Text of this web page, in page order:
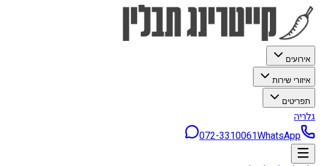
אירועים
איזורי שירות
תפריטים
גלריה
072-3310061WhatsApp